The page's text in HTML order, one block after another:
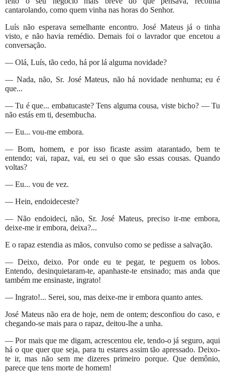
cantarolando, como quem vinha nas horas do Senhor.
Luís não esperava semelhante encontro. José Mateus já o tinha
visto, e não havia remédio. Demais foi o lavrador que encetou a
conversação.
— Olá, Luís, tão cedo, há por lá alguma novidade?
— Nada, não, Sr. José Mateus, não há novidade nenhuma; eu é
que...
— Tu é que... embatucaste? Tens alguma cousa, viste bicho? — Tu
não estás em ti, desembucha.
— Eu... vou-me embora.
— Bom, homem, e por isso ficaste assim atarantado, bem te
entendo; vai, rapaz, vai, eu sei o que são essas cousas. Quando
voltas?
— Eu... vou de vez.
— Hein, endoideceste?
— Não endoideci, não, Sr. José Mateus, preciso ir-me embora,
deixe-me ir embora, deixa?...
E o rapaz estendia as mãos, convulso como se pedisse a salvação.
— Deixo, deixo. Por onde eu te pegar, te peguem os lobos.
Entendo, desinquietaram-te, apanhaste-te ensinado; mas anda que
também me ensinaste, ingrato!
— Ingrato!... Serei, sou, mas deixe-me ir embora quanto antes.
José Mateus não era de hoje, nem de ontem; desconfiou do caso, e
chegando-se mais para o rapaz, deitou-lhe a unha.
— Por mais que me digam, acrescentou ele, tendo-o já seguro, aqui
há o que quer que seja, para tu estares assim tão apressado. Deixo-
te ir, mas não sem me dizeres primeiro porque. Que demônio,
parece que tens morte de homem!